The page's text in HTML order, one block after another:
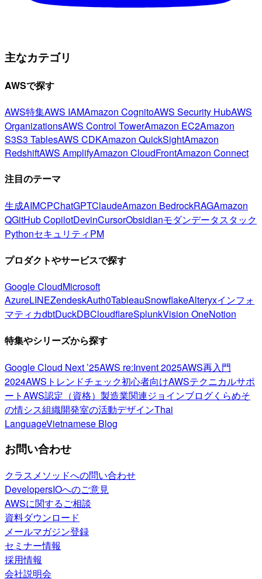
主なカテゴリ
AWSで探す
AWS特集AWS IAMAmazon CognitoAWS Security HubAWS
OrganizationsAWS Control TowerAmazon EC2Amazon
S3S3 TablesAWS CDKAmazon QuickSightAmazon
RedshiftAWS AmplifyAmazon CloudFrontAmazon Connect
注目のテーマ
生成AIMCPChatGPTClaudeAmazon BedrockRAGAmazon
QGitHub CopilotDevinCursorObsidianモダンデータスタック
PythonセキュリティPM
プロダクトやサービスで探す
Google CloudMicrosoft
AzureLINEZendeskAuth0TableauSnowflakeAlteryxインフォ
マティカdbtDuckDBCloudflareSplunkVision OneNotion
特集やシリーズから探す
Google Cloud Next ’25AWS re:Invent 2025AWS再入門
2024AWSトレンドチェック初心者向けAWSテクニカルサポ
ートAWS認定（資格） 製造業関連ジョインブログくらめそ
の情シス組織開発室の活動デザインThai
LanguageVietnamese Blog
お問い合わせ
クラスメソッドへの問い合わせ
DevelopersIOへのご意見
AWSに関するご相談
資料ダウンロード
メールマガジン登録
セミナー情報
採用情報
会社説明会